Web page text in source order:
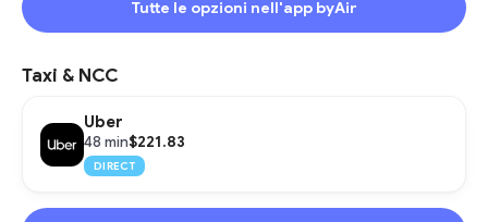
Tutte le opzioni nell'app byAir
Taxi & NCC
Uber
48 min$221.83
DIRECT